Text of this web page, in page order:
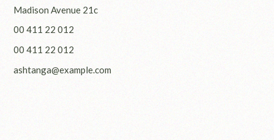
Madison Avenue 21c
00 411 22 012
00 411 22 012
ashtanga@example.com